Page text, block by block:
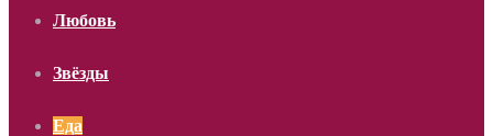
Любовь
Звёзды
Еда